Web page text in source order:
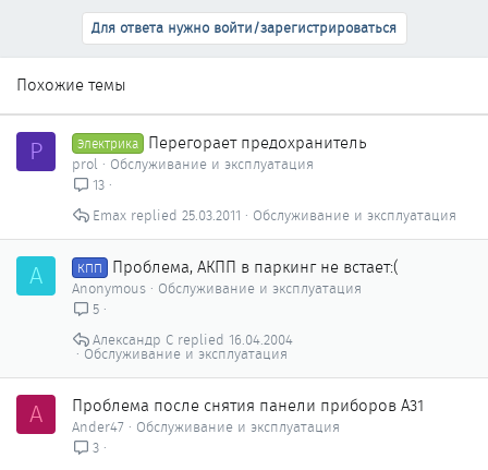
Для ответа нужно войти/зарегистрироваться
Похожие темы
P Электрика Перегорает предохранитель
prol
Обслуживание и эксплуатация
13
Обслуживание и эксплуатация
25.03.2011
Emax
A КПП Проблема, АКПП в паркинг не встает:(
Anonymous
Обслуживание и эксплуатация
5
Обслуживание и эксплуатация
16.04.2004
Александр С
A Проблема после снятия панели приборов А31
Ander47
Обслуживание и эксплуатация
3